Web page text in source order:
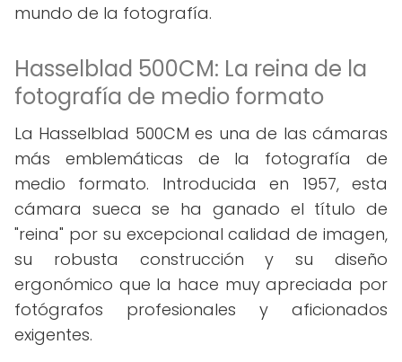
mundo de la fotografía.
Hasselblad 500CM: La reina de la
fotografía de medio formato
La Hasselblad 500CM es una de las cámaras
más emblemáticas de la fotografía de
medio formato. Introducida en 1957, esta
cámara sueca se ha ganado el título de
"reina" por su excepcional calidad de imagen,
su robusta construcción y su diseño
ergonómico que la hace muy apreciada por
fotógrafos profesionales y aficionados
exigentes.